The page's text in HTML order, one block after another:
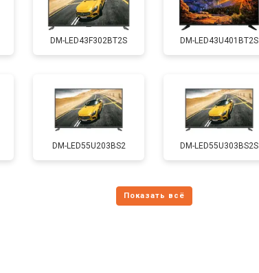
от 60 мин
от 90 мин
от 110 мин
от 80 мин
DM-LED43F302BT2S DM-LED43U401BT2S
DM-LED55U203BS2 DM-LED55U303BS2S